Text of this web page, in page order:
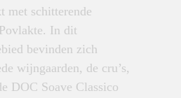
met schitterende
In dit
bevinden zich
wijngaarden, de cru’s,
DOC Soave Classico